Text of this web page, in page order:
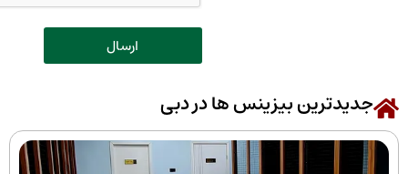
بیزینس ها در دبی